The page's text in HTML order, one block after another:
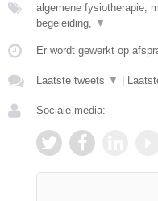
algemene fysiotherapie,
begeleiding,
▼
Er wordt gewerkt op
Laatste tweets ▼
Sociale media: